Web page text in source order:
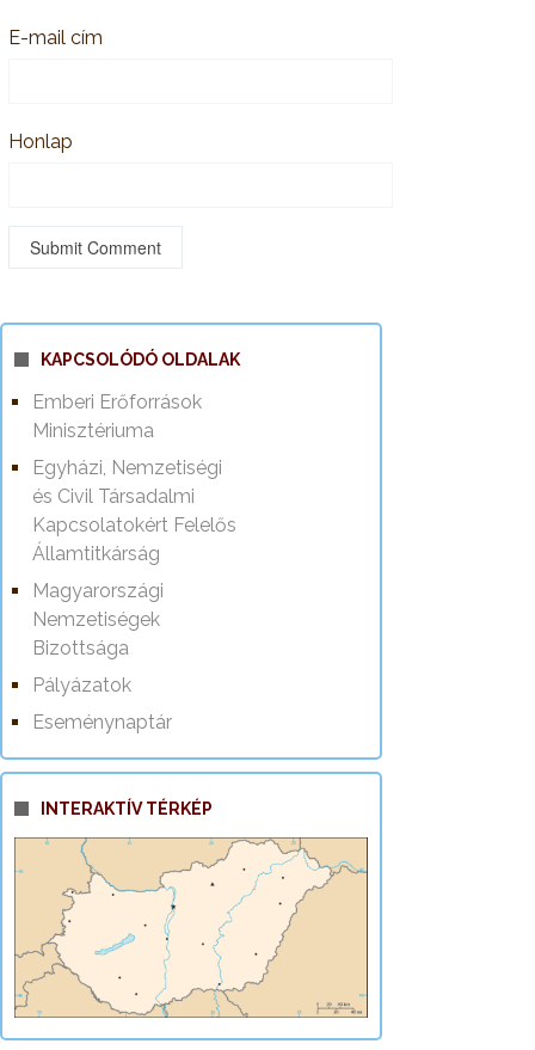
E-mail cím
Honlap
KAPCSOLÓDÓ OLDALAK
Emberi Erőforrások
Minisztériuma
Egyházi, Nemzetiségi
és Civil Társadalmi
Kapcsolatokért Felelős
Államtitkárság
Magyarországi
Nemzetiségek
Bizottsága
Pályázatok
Eseménynaptár
INTERAKTÍV TÉRKÉP